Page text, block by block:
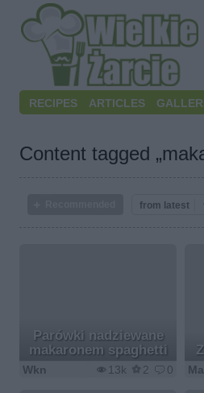
RECIPES ARTICLES
Content tagged
from latest
Parówki nadziewane
makaronem spaghetti
13k 2 0
Wkn